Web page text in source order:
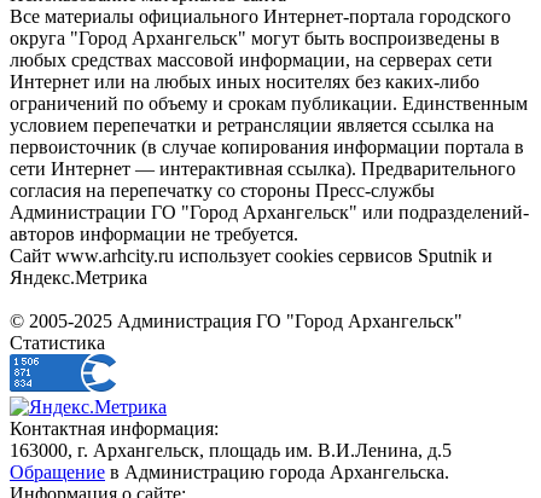
Все материалы официального Интернет-портала городского
округа "Город Архангельск" могут быть воспроизведены в
любых средствах массовой информации, на серверах сети
Интернет или на любых иных носителях без каких-либо
ограничений по объему и срокам публикации. Единственным
условием перепечатки и ретрансляции является ссылка на
первоисточник (в случае копирования информации портала в
сети Интернет — интерактивная ссылка). Предварительного
согласия на перепечатку со стороны Пресс-службы
Администрации ГО "Город Архангельск" или подразделений-
авторов информации не требуется.
Сайт www.arhcity.ru использует cookies сервисов Sputnik и
Яндекс.Метрика
© 2005-2025 Администрация ГО "Город Архангельск"
Статистика
Контактная информация:
163000, г. Архангельск, площадь им. В.И.Ленина, д.5
Обращение в Администрацию города Архангельска.
Информация о сайте: